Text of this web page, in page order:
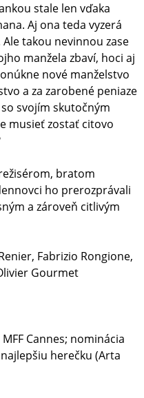
stale len vďaka
Aj ona teda vyzerá
takou nevinnou zase
manžela zbaví, hoci aj
nové manželstvo
a za zarobené peniaze
svojím skutočným
musieť zostať citovo
bratom
ho prerozprávali
a zároveň citlivým
Fabrizio Rongione,
Gourmet
Cannes; nominácia
herečku (Arta